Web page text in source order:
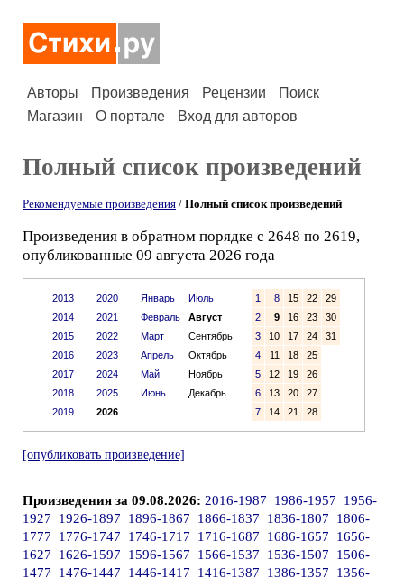
Авторы Произведения Рецензии
Поиск
Магазин
О портале Вход для авторов
Полный список произведений
Рекомендуемые произведения / Полный список произведений
Произведения в обратном порядке с 2648 по 2619,
опубликованные 09 августа 2026 года
2013
2014
2015
2016
2017
2018
2019
2020
2021
2022
2023
2024
2025
2026
Январь
Июль
Февраль
Август
Март
Сентябрь
Апрель
Октябрь
Май
Ноябрь
Июнь
Декабрь
1 8 15 22
29
2
9 16 23
30
3
10 17 24
31
4
11 18
25
5
12 19
26
6
13 20
27
7
14 21 28
[опубликовать произведение]
Произведения за 09.08.2026: 2016-1987 1986-1957
1956-
1927
1926-1897 1896-1867 1866-1837 1836-1807
1806-
1777
1776-1747 1746-1717 1716-1687 1686-1657
1656-
1627
1626-1597 1596-1567 1566-1537 1536-1507
1506-
1477
1476-1447 1446-1417 1416-1387 1386-1357
1356-